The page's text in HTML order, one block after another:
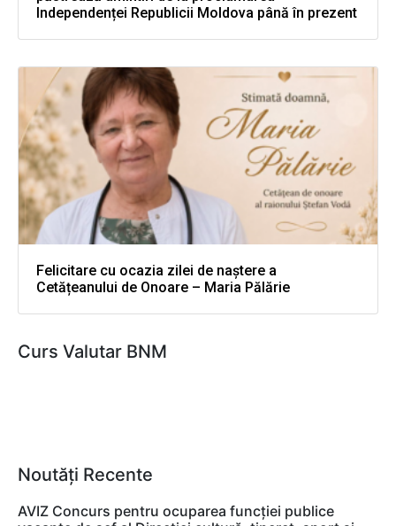
Independenței Republicii Moldova până în prezent
Felicitare cu ocazia zilei de naștere a
Cetățeanului de Onoare – Maria Pălărie
Curs Valutar BNM
Noutăți Recente
AVIZ Concurs pentru ocuparea funcţiei publice